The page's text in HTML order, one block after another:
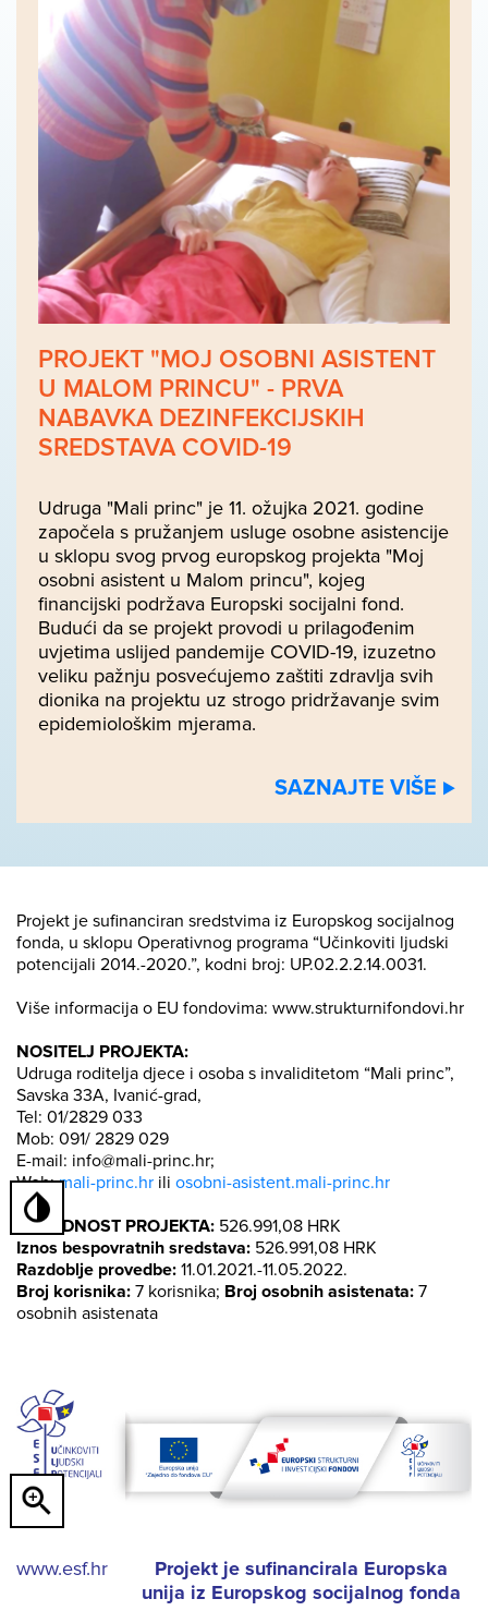
PROJEKT "MOJ OSOBNI ASISTENT
U MALOM PRINCU" - PRVA
NABAVKA DEZINFEKCIJSKIH
SREDSTAVA COVID-19
Udruga "Mali princ" je 11. ožujka 2021. godine
započela s pružanjem usluge osobne asistencije
u sklopu svog prvog europskog projekta "Moj
osobni asistent u Malom princu", kojeg
financijski podržava Europski socijalni fond.
Budući da se projekt provodi u prilagođenim
uvjetima uslijed pandemije COVID-19, izuzetno
veliku pažnju posvećujemo zaštiti zdravlja svih
dionika na projektu uz strogo pridržavanje svim
epidemiološkim mjerama.
SAZNAJTE VIŠE ⊲
Projekt je sufinanciran sredstvima iz Europskog socijalnog
fonda, u sklopu Operativnog programa “Učinkoviti ljudski
potencijali 2014.-2020.”, kodni broj: UP.02.2.2.14.0031.
Više informacija o EU fondovima: www.strukturnifondovi.hr
NOSITELJ PROJEKTA:
Udruga roditelja djece i osoba s invaliditetom “Mali princ”,
Savska 33A, Ivanić-grad,
Tel: 01/2829 033
Mob: 091/ 2829 029
E-mail: info@mali-princ.hr;
Web:mali-princ.hr ili osobni-asistent.mali-princ.hr
VRIJEDNOST PROJEKTA: 526.991,08 HRK
Iznos bespovratnih sredstava: 526.991,08 HRK
Razdoblje provedbe: 11.01.2021.-11.05.2022.
Broj korisnika: 7 korisnika; Broj osobnih asistenata: 7
osobnih asistenata
www.esf.hr
Projekt je sufinancirala Europska
unija iz Europskog socijalnog fonda